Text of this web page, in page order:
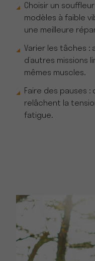
Choisir un
modèles à faible
une meilleure
Varier les tâches
d’autres missions
mêmes muscles.
Faire des pauses
relâchent la
fatigue.